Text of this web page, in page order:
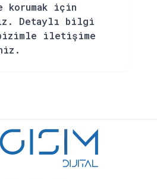
korumak için
Detaylı bilgi
iletişime